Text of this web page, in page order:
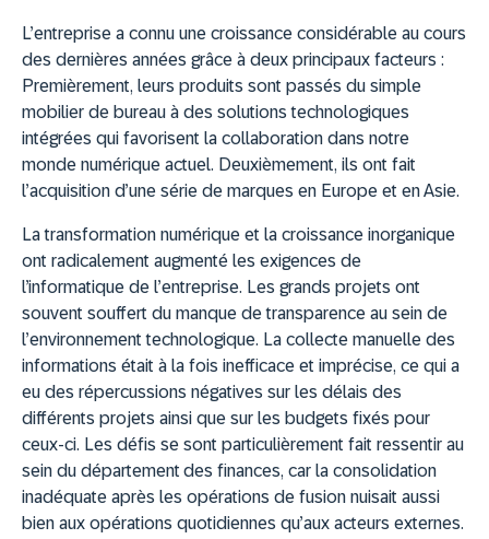
L’entreprise a connu une croissance considérable au cours
des dernières années grâce à deux principaux facteurs :
Premièrement, leurs produits sont passés du simple
mobilier de bureau à des solutions technologiques
intégrées qui favorisent la collaboration dans notre
monde numérique actuel. Deuxièmement, ils ont fait
l’acquisition d’une série de marques en Europe et en Asie.
La transformation numérique et la croissance inorganique
ont radicalement augmenté les exigences de
l’informatique de l’entreprise. Les grands projets ont
souvent souffert du manque de transparence au sein de
l’environnement technologique. La collecte manuelle des
informations était à la fois inefficace et imprécise, ce qui a
eu des répercussions négatives sur les délais des
différents projets ainsi que sur les budgets fixés pour
ceux-ci. Les défis se sont particulièrement fait ressentir au
sein du département des finances, car la consolidation
inadéquate après les opérations de fusion nuisait aussi
bien aux opérations quotidiennes qu’aux acteurs externes.